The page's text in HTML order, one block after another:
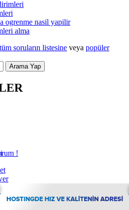
ogrenme nasil yapilir
alma
tüm soruların listesine veya popüler
!